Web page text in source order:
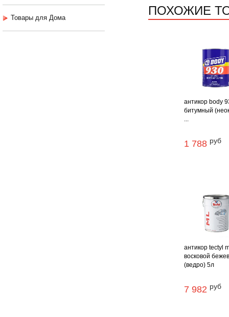
Товары для Дома ПОХОЖИЕ
антикор body
битумный
...
1 788 руб
антикор tectyl
восковой
(ведро) 5л
7 982 руб